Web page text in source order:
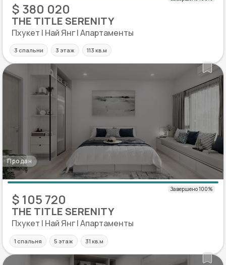
$ 380 020
THE TITLE SERENITY
Пхукет | Най Янг | Апартаменты
3 спальни 3 этаж 113 кв.м
Продан
$ 105 720
THE TITLE SERENITY
Пхукет | Най Янг | Апартаменты
1 спальня 5 этаж 31 кв.м